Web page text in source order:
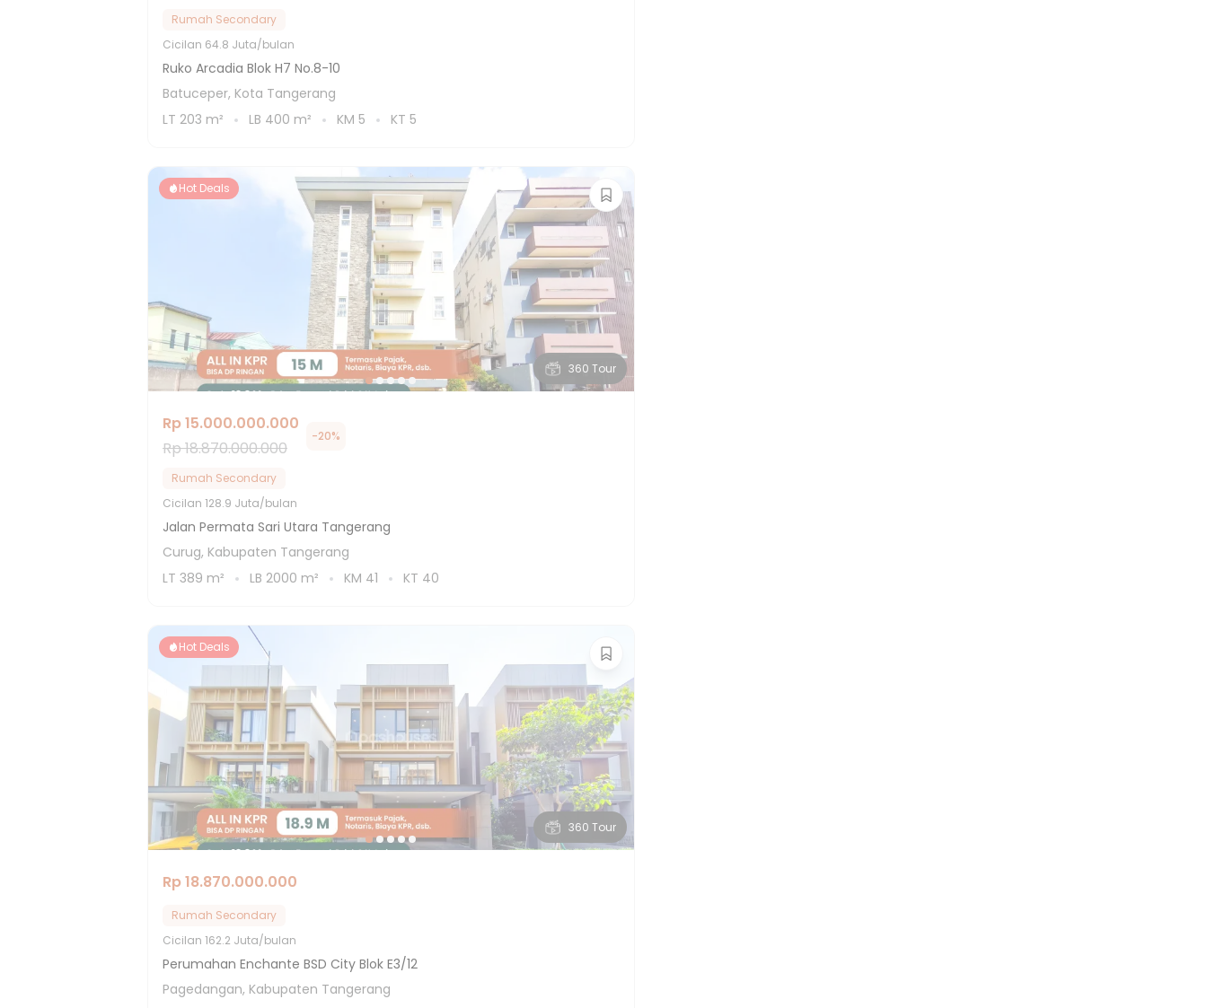
Rumah Secondary
Cicilan 64.8 Juta/bulan
Ruko Arcadia Blok H7 No.8-10
Batuceper, Kota Tangerang
LT 203 m² LB 400 m² KM 5 KT 5
360 Tour
Hot Deals
Rp 15.000.000.000
Rp 18.870.000.000
-20%
Rumah Secondary
Cicilan 128.9 Juta/bulan
Jalan Permata Sari Utara Tangerang
Curug, Kabupaten Tangerang
LT 389 m² LB 2000 m² KM 41 KT 40
360 Tour
Hot Deals
Rp 18.870.000.000
Rumah Secondary
Cicilan 162.2 Juta/bulan
Perumahan Enchante BSD City Blok E3/12
Pagedangan, Kabupaten Tangerang